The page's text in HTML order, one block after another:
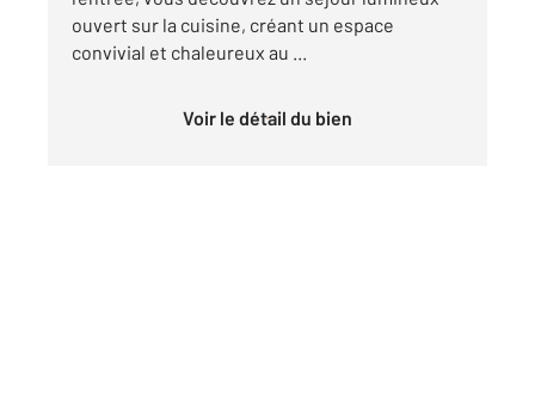
ouvert sur la cuisine, créant un espace
convivial et chaleureux au ...
Voir le détail du bien